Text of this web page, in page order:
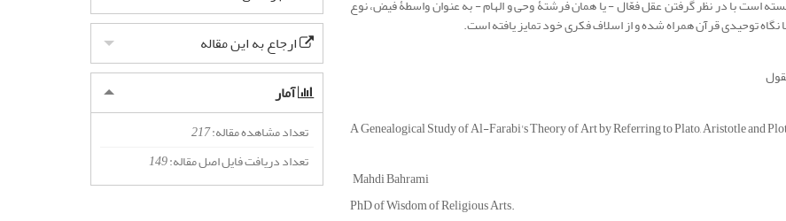
است با در نظر گرفتن عقل فعّال - یا همان فرشتۀ وحی و الهام - به عنوان واسطۀ فیض، نوع
نگاه توحیدی قرآن همراه شده و از اسلاف فکری خود تمایز یافته است.
A Genealogical Study of Al-Farabi's Theory of Art by Referring to Plato, Aristotle and
Mahdi Bahrami
PhD of Wisdom of Religious Arts.
ارجاع به این مقاله
آمار
تعداد مشاهده مقاله:217
تعداد دریافت فایل اصل مقاله:149